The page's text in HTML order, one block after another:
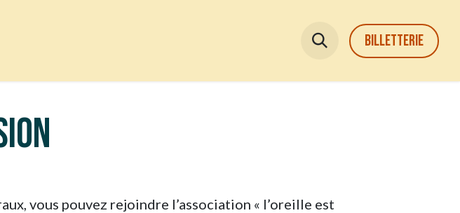
billetterie
vous pouvez rejoindre l’association « l’oreille est